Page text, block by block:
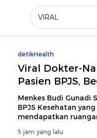
Promoted
Terakhir yang
Loading...
detikHealth
Viral Dokter-
Pasien BPJS,
Menkes Budi Gunadi
BPJS Kesehatan
mendapatkan
5 jam yang lalu